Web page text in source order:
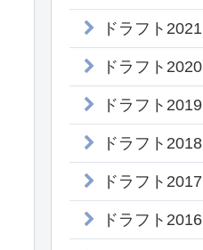
ドラフト2021
ドラフト2020
ドラフト2019
ドラフト2018
ドラフト2017
ドラフト2016